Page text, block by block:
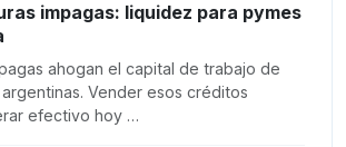
impagas: liquidez para pymes
ahogan el capital de trabajo de
Vender esos créditos
efectivo hoy …